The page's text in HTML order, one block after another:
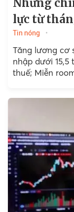
Những
lực từ
Tin nóng
Tăng lương cơ
nhập dưới
thuế; Miễn
lực từ tháng 7/